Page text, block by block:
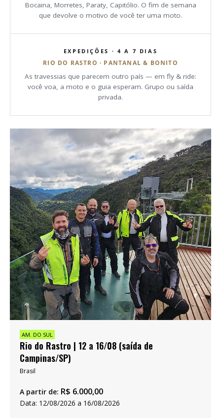
Bocaina, Morretes, Paraty, Capitólio. O fim de semana
que devolve o motivo de você ter uma moto.
EXPEDIÇÕES · 4 A 7 DIAS
RIO DO RASTRO · PANTANAL & BONITO
As travessias que parecem outro país — em fly & ride:
você voa, a moto e o guia esperam. Grupo ou saída
privada.
AM. DO SUL
Rio do Rastro | 12 a 16/08 (saída de
Campinas/SP)
Brasil
A partir de: R$ 6.000,00
Data: 12/08/2026 a 16/08/2026